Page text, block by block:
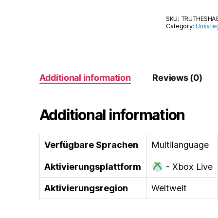
SKU:
Category:
Additional information Reviews (0)
Additional information
Verfügbare Sprachen Multilanguage
Aktivierungsplattform - Xbox Live
Aktivierungsregion Weltweit